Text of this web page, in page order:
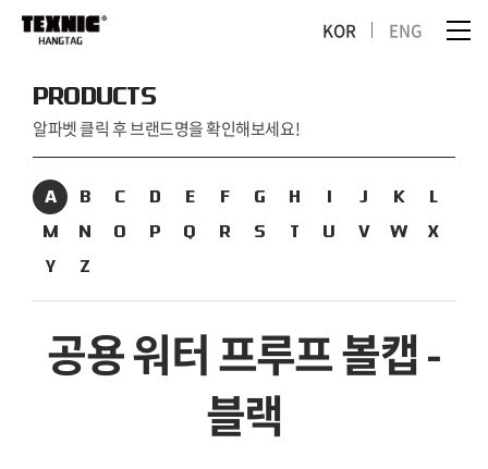
KOR ENG
PRODUCTS
알파벳 클릭 후 브랜드명을 확인해보세요!
A B C D E F G H I J K
L
M
N O P Q R S T U V W
X
Y
Z
공용 워터 프루프 볼캡 -
블랙